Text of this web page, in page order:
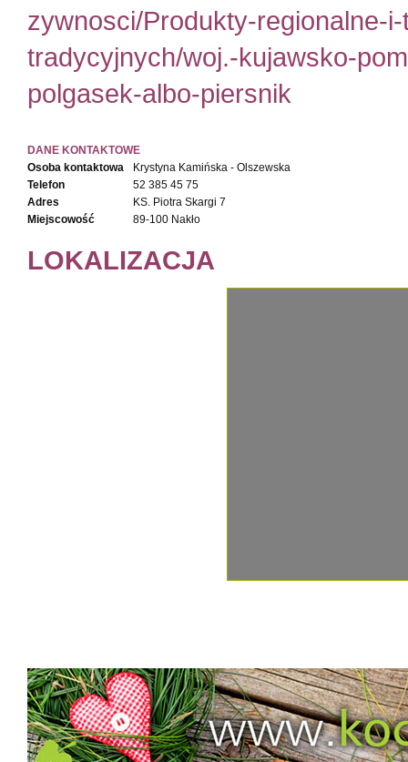
zywnosci/Produkty-regionalne-
tradycyjnych/woj.-kujawsko-
polgasek-albo-piersnik
DANE KONTAKTOWE
Osoba kontaktowa
Krystyna Kamińska - Olszewska
Telefon
52 385 45 75
Adres
KS. Piotra Skargi 7
Miejscowość
89-100 Nakło
LOKALIZACJA